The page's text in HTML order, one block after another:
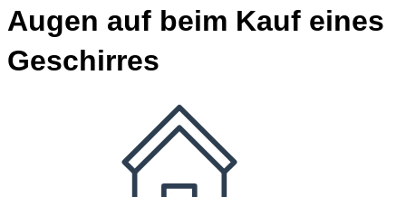
Augen auf beim Kauf eines
Geschirres